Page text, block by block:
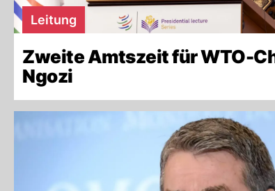
Leitung
Zweite Amtszeit für WTO-
Ngozi